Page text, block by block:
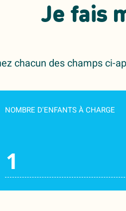
Je fais
chacun des champs ci-
NOMBRE D'ENFANTS À CHARGE